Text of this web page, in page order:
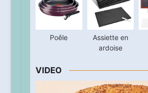
Poêle
Assiette en
ardoise
VIDEO